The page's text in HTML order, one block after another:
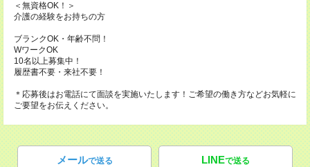
＜無資格OK！＞
介護の経験をお持ちの方
ブランクOK・年齢不問！
WワークOK
10名以上募集中！
履歴書不要・来社不要！
＊応募後はお電話にて面談を実施いたします！ご希望の働き方などお気軽に
ご要望をお伝えください。
メールで送る LINEで送る